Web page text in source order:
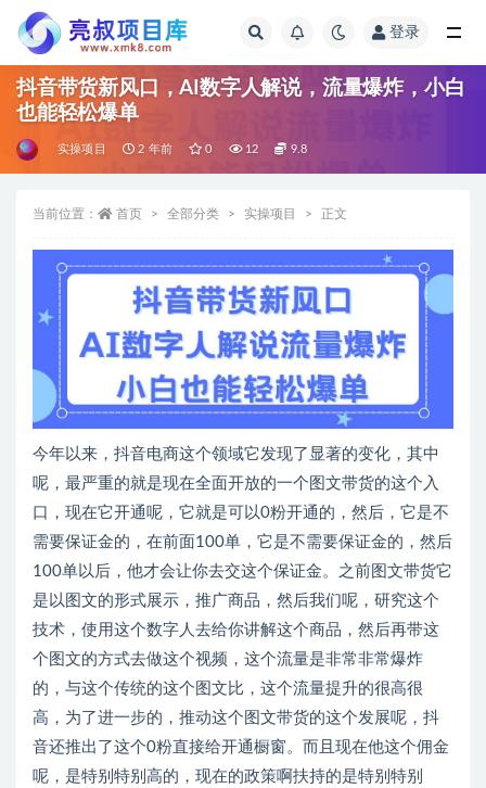
登录
抖音带货新风口，AI数字人解说，流量爆炸，小白
也能轻松爆单
实操项目 2 年前 0 12 9.8
当前位置： 首页 全部分类 实操项目 正文
今年以来，抖音电商这个领域它发现了显著的变化，其中
呢，最严重的就是现在全面开放的一个图文带货的这个入
口，现在它开通呢，它就是可以0粉开通的，然后，它是不
需要保证金的，在前面100单，它是不需要保证金的，然后
100单以后，他才会让你去交这个保证金。之前图文带货它
是以图文的形式展示，推广商品，然后我们呢，研究这个
技术，使用这个数字人去给你讲解这个商品，然后再带这
个图文的方式去做这个视频，这个流量是非常非常爆炸
的，与这个传统的这个图文比，这个流量提升的很高很
高，为了进一步的，推动这个图文带货的这个发展呢，抖
音还推出了这个0粉直接给开通橱窗。而且现在他这个佣金
呢，是特别特别高的，现在的政策啊扶持的是特别特别